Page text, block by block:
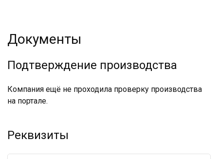
Документы
Подтверждение производства
Компания ещё не проходила проверку производства
на портале.
Реквизиты